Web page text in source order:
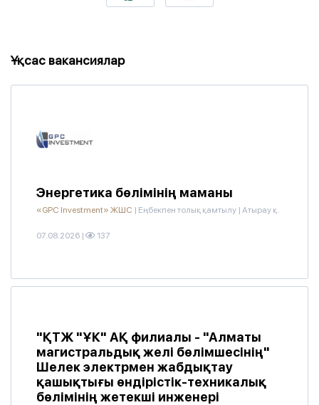
Ұқсас вакансиялар
Энергетика бөлімінің маманы
«GPC Investment» ЖШС | Еңбекпен толық қамтылу | Атырау қ.
07.08.2026 | 137
"ҚТЖ "ҰК" АҚ филиалы - "Алматы
магистральдық желі бөлімшесінің"
Шелек электрмен жабдықтау
қашықтығы өндірістік-техникалық
бөлімінің жетекші инженері